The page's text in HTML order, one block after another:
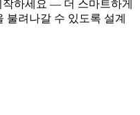
작하세요 — 더 스마트하게
불려나갈 수 있도록 설계